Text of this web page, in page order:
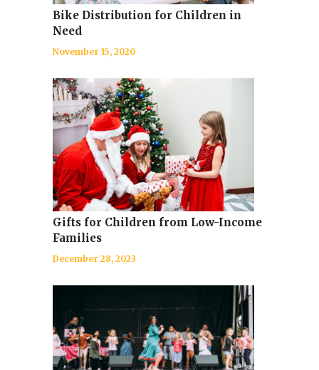
Bike Distribution for Children in
Need
November 15, 2020
Gifts for Children from Low-Income
Families
December 28, 2023